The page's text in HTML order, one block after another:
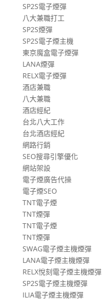
SP2S電子煙彈
八大兼職打工
SP2S煙彈
SP2S電子煙主機
東京魔盒電子煙彈
LANA煙彈
RELX電子煙彈
酒店兼職
八大兼職
酒店經紀
台北八大工作
台北酒店經紀
網路行銷
SEO搜尋引擎優化
網站架設
電子煙廣告代操
電子煙SEO
TNT電子煙
TNT煙彈
TNT電子煙
TNT煙彈
SWAG電子煙主機煙彈
LANA電子煙主機煙彈
RELX悅刻電子煙主機煙彈
SP2S電子煙主機煙彈
ILIA電子煙主機煙彈